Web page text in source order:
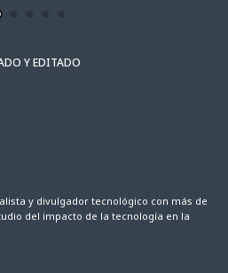
Y EDITADO
y divulgador tecnológico con más de
del impacto de la tecnología en la